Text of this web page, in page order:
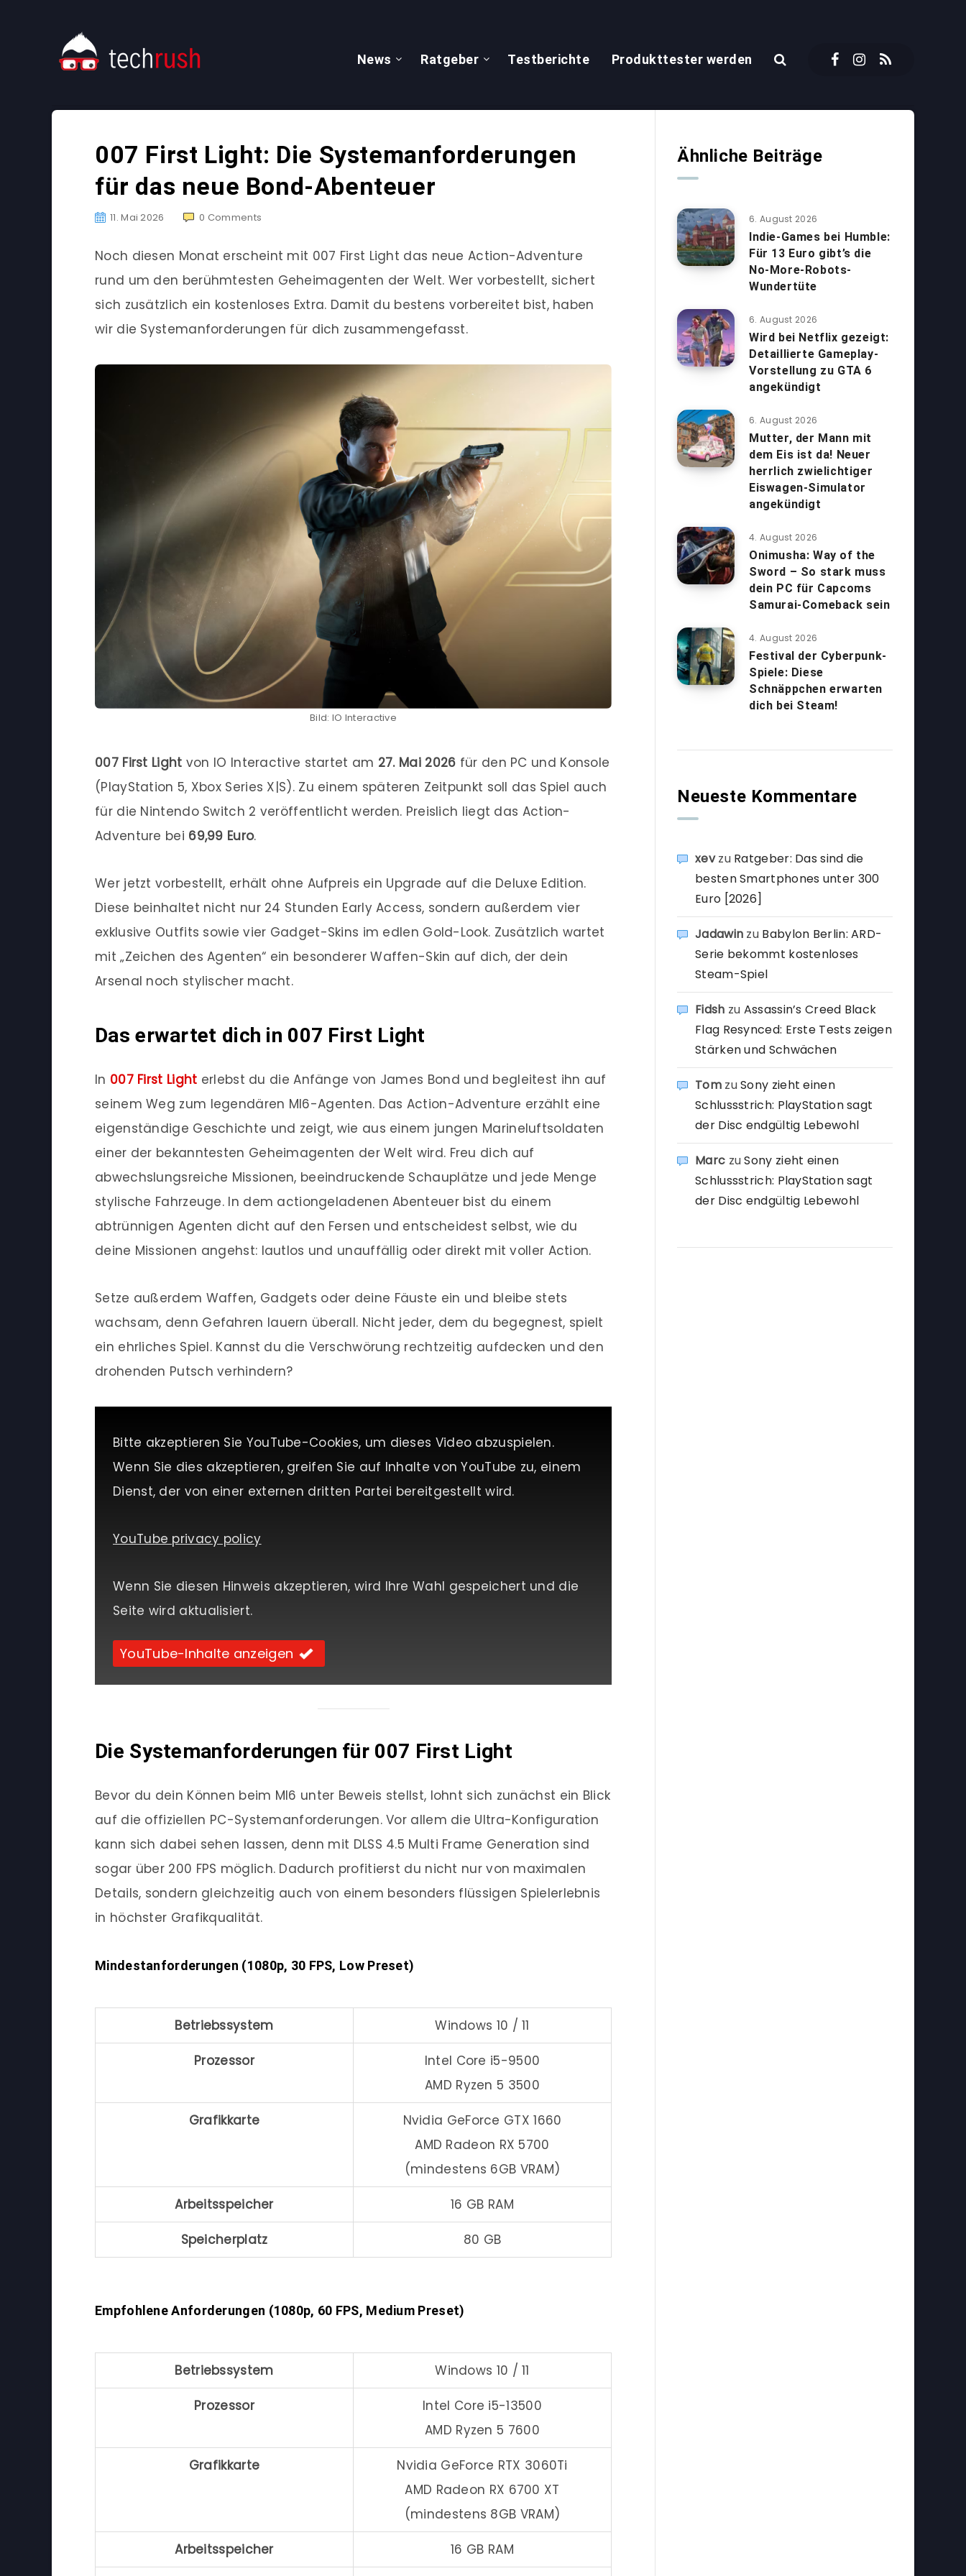
News Ratgeber Testberichte Produkttester werden
007 First Light: Die Systemanforderungen
für das neue Bond-Abenteuer
11. Mai 2026 0 Comments
Noch diesen Monat erscheint mit 007 First Light das neue Action-Adventure
rund um den berühmtesten Geheimagenten der Welt. Wer vorbestellt, sichert
sich zusätzlich ein kostenloses Extra. Damit du bestens vorbereitet bist, haben
wir die Systemanforderungen für dich zusammengefasst.
Bild: IO Interactive
007 First Light von IO Interactive startet am 27. Mai 2026 für den PC und Konsole
(PlayStation 5, Xbox Series X|S). Zu einem späteren Zeitpunkt soll das Spiel auch
für die Nintendo Switch 2 veröffentlicht werden. Preislich liegt das Action-
Adventure bei 69,99 Euro.
Wer jetzt vorbestellt, erhält ohne Aufpreis ein Upgrade auf die Deluxe Edition.
Diese beinhaltet nicht nur 24 Stunden Early Access, sondern außerdem vier
exklusive Outfits sowie vier Gadget-Skins im edlen Gold-Look. Zusätzlich wartet
mit „Zeichen des Agenten“ ein besonderer Waffen-Skin auf dich, der dein
Arsenal noch stylischer macht.
Das erwartet dich in 007 First Light
In 007 First Light erlebst du die Anfänge von James Bond und begleitest ihn auf
seinem Weg zum legendären MI6-Agenten. Das Action-Adventure erzählt eine
eigenständige Geschichte und zeigt, wie aus einem jungen Marineluftsoldaten
einer der bekanntesten Geheimagenten der Welt wird. Freu dich auf
abwechslungsreiche Missionen, beeindruckende Schauplätze und jede Menge
stylische Fahrzeuge. In dem actiongeladenen Abenteuer bist du einem
abtrünnigen Agenten dicht auf den Fersen und entscheidest selbst, wie du
deine Missionen angehst: lautlos und unauffällig oder direkt mit voller Action.
Setze außerdem Waffen, Gadgets oder deine Fäuste ein und bleibe stets
wachsam, denn Gefahren lauern überall. Nicht jeder, dem du begegnest, spielt
ein ehrliches Spiel. Kannst du die Verschwörung rechtzeitig aufdecken und den
drohenden Putsch verhindern?
Bitte akzeptieren Sie YouTube-Cookies, um dieses Video abzuspielen.
Wenn Sie dies akzeptieren, greifen Sie auf Inhalte von YouTube zu, einem
Dienst, der von einer externen dritten Partei bereitgestellt wird.
YouTube privacy policy
Wenn Sie diesen Hinweis akzeptieren, wird Ihre Wahl gespeichert und die
Seite wird aktualisiert.
YouTube-Inhalte anzeigen
Die Systemanforderungen für 007 First Light
Bevor du dein Können beim MI6 unter Beweis stellst, lohnt sich zunächst ein Blick
auf die offiziellen PC-Systemanforderungen. Vor allem die Ultra-Konfiguration
kann sich dabei sehen lassen, denn mit DLSS 4.5 Multi Frame Generation sind
sogar über 200 FPS möglich. Dadurch profitierst du nicht nur von maximalen
Details, sondern gleichzeitig auch von einem besonders flüssigen Spielerlebnis
in höchster Grafikqualität.
Mindestanforderungen (1080p, 30 FPS, Low Preset)
Betriebssystem Windows 10 / 11
Prozessor
Intel Core i5-9500
AMD Ryzen 5 3500
Grafikkarte
Nvidia GeForce GTX 1660
AMD Radeon RX 5700
(mindestens 6GB VRAM)
Arbeitsspeicher 16 GB RAM
Speicherplatz 80 GB
Empfohlene Anforderungen (1080p, 60 FPS, Medium Preset)
Betriebssystem Windows 10 / 11
Prozessor
Intel Core i5-13500
AMD Ryzen 5 7600
Grafikkarte
Nvidia GeForce RTX 3060Ti
AMD Radeon RX 6700 XT
(mindestens 8GB VRAM)
Arbeitsspeicher 16 GB RAM
Ähnliche Beiträge
6. August 2026
Indie-Games bei Humble:
Für 13 Euro gibt’s die
No-More-Robots-
Wundertüte
6. August 2026
Wird bei Netflix gezeigt:
Detaillierte Gameplay-
Vorstellung zu GTA 6
angekündigt
6. August 2026
Mutter, der Mann mit
dem Eis ist da! Neuer
herrlich zwielichtiger
Eiswagen-Simulator
angekündigt
4. August 2026
Onimusha: Way of the
Sword – So stark muss
dein PC für Capcoms
Samurai-Comeback sein
4. August 2026
Festival der Cyberpunk-
Spiele: Diese
Schnäppchen erwarten
dich bei Steam!
Neueste Kommentare
xevzu Ratgeber: Das sind die
besten Smartphones unter 300
Euro [2026]
Jadawin zu Babylon Berlin: ARD-
Serie bekommt kostenloses
Steam-Spiel
Fidsh zu Assassin’s Creed Black
Flag Resynced: Erste Tests zeigen
Stärken und Schwächen
TomzuSony zieht einen
Schlussstrich: PlayStation sagt
der Disc endgültig Lebewohl
Marc zuSony zieht einen
Schlussstrich: PlayStation sagt
der Disc endgültig Lebewohl